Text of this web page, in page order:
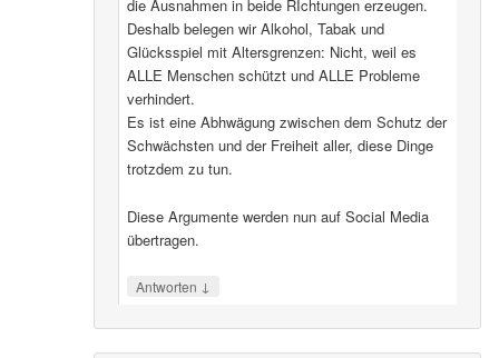
die Ausnahmen in beide RIchtungen erzeugen.
Deshalb belegen wir Alkohol, Tabak und
Glücksspiel mit Altersgrenzen: Nicht, weil es
ALLE Menschen schützt und ALLE Probleme
verhindert.
Es ist eine Abhwägung zwischen dem Schutz der
Schwächsten und der Freiheit aller, diese Dinge
trotzdem zu tun.
Diese Argumente werden nun auf Social Media
übertragen.
Antworten ↓